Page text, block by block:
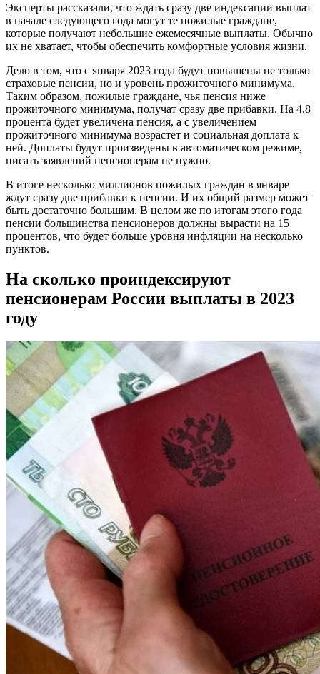
Эксперты рассказали, что ждать сразу две индексации выплат
в начале следующего года могут те пожилые граждане,
которые получают небольшие ежемесячные выплаты. Обычно
их не хватает, чтобы обеспечить комфортные условия жизни.
Дело в том, что с января 2023 года будут повышены не только
страховые пенсии, но и уровень прожиточного минимума.
Таким образом, пожилые граждане, чья пенсия ниже
прожиточного минимума, получат сразу две прибавки. На 4,8
процента будет увеличена пенсия, а с увеличением
прожиточного минимума возрастет и социальная доплата к
ней. Доплаты будут произведены в автоматическом режиме,
писать заявлений пенсионерам не нужно.
В итоге несколько миллионов пожилых граждан в январе
ждут сразу две прибавки к пенсии. И их общий размер может
быть достаточно большим. В целом же по итогам этого года
пенсии большинства пенсионеров должны вырасти на 15
процентов, что будет больше уровня инфляции на несколько
пунктов.
На сколько проиндексируют
пенсионерам России выплаты в 2023
году